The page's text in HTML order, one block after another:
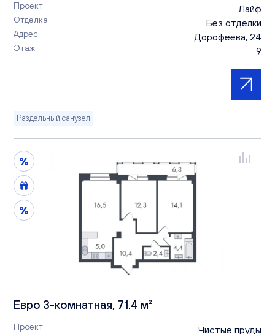
Проект Лайф
Отделка Без отделки
Адрес Дорофеева, 24
Этаж 9
Раздельный санузел
Евро 3-комнатная, 71.4 м²
Проект Чистые пруды